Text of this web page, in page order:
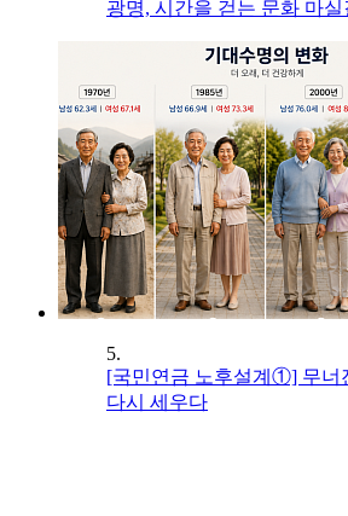
광명, 시간을 걷는 문화 마실
5.
[국민연금 노후설계①] 무너
다시 세우다